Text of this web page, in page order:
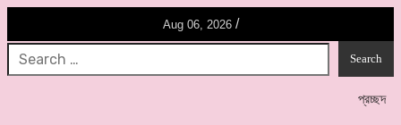
Aug 06, 2026 /
প্রচ্ছদ